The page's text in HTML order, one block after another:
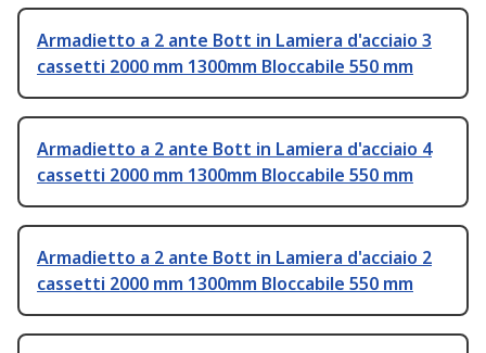
Armadietto a 2 ante Bott in Lamiera d'acciaio 3
cassetti 2000 mm 1300mm Bloccabile 550 mm
Armadietto a 2 ante Bott in Lamiera d'acciaio 4
cassetti 2000 mm 1300mm Bloccabile 550 mm
Armadietto a 2 ante Bott in Lamiera d'acciaio 2
cassetti 2000 mm 1300mm Bloccabile 550 mm